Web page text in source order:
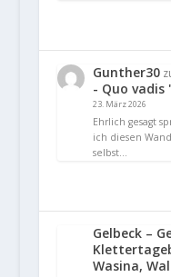
Gunther30
- Quo vadis
23. März 2026
Ehrlich gesagt
ich diesen
selbst…
Gelbeck –
Wasina,